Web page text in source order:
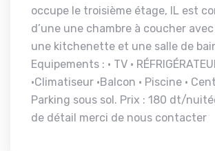
occupe le troisième étage, IL est
d’une une chambre à coucher
une kitchenette et une salle de
Equipements : • TV •
•Climatiseur •Balcon • Piscine •
Parking sous sol. Prix : 180 dt/
de détail merci de nous contacter